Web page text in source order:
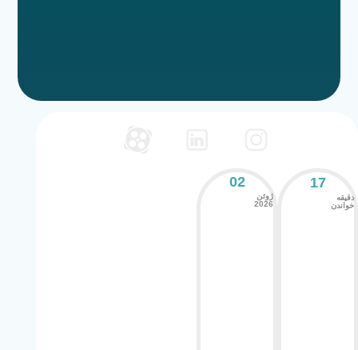
17
دقیقه
خواندن
02
ژوئن
2026